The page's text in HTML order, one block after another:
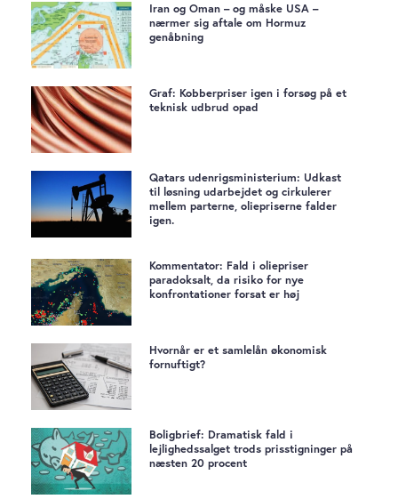
Iran og Oman – og måske USA –
nærmer sig aftale om Hormuz
genåbning
Graf: Kobberpriser igen i forsøg på et
teknisk udbrud opad
Qatars udenrigsministerium: Udkast
til løsning udarbejdet og cirkulerer
mellem parterne, oliepriserne falder
igen.
Kommentator: Fald i oliepriser
paradoksalt, da risiko for nye
konfrontationer forsat er høj
Hvornår er et samlelån økonomisk
fornuftigt?
Boligbrief: Dramatisk fald i
lejlighedssalget trods prisstigninger på
næsten 20 procent